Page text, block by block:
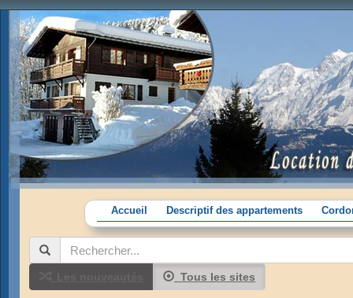
Accueil Descriptif des appartements
Tous les sites